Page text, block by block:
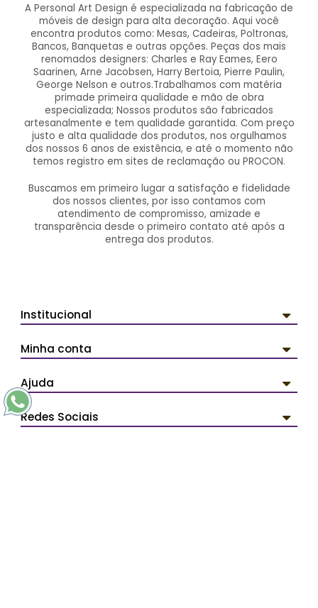
A Personal Art Design é especializada na fabricação de
móveis de design para alta decoração. Aqui você
encontra produtos como: Mesas, Cadeiras, Poltronas,
Bancos, Banquetas e outras opções. Peças dos mais
renomados designers: Charles e Ray Eames, Eero
Saarinen, Arne Jacobsen, Harry Bertoia, Pierre Paulin,
George Nelson e outros.Trabalhamos com matéria
primade primeira qualidade e mão de obra
especializada; Nossos produtos são fabricados
artesanalmente e tem qualidade garantida. Com preço
justo e alta qualidade dos produtos, nos orgulhamos
dos nossos 6 anos de existência, e até o momento não
temos registro em sites de reclamação ou PROCON.
Buscamos em primeiro lugar a satisfação e fidelidade
dos nossos clientes, por isso contamos com
atendimento de compromisso, amizade e
transparência desde o primeiro contato até após a
entrega dos produtos.
Institucional
Minha conta
Ajuda
Redes Sociais